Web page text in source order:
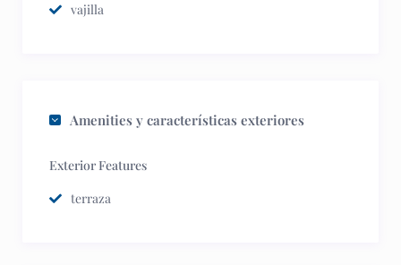
vajilla
Amenities y características exteriores
Exterior Features
terraza